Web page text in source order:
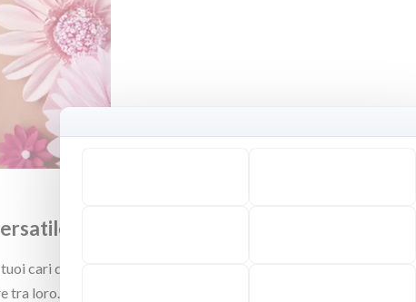
cari di creare il proprio stile unico. Dai bracciali rigidi eleganti ai
tra loro.